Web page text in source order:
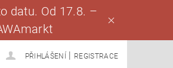
datu. Od 17.8. –
PŘIHLÁŠENÍ REGISTRACE